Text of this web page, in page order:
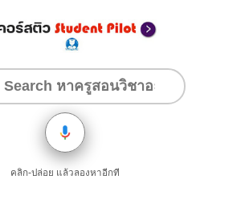
คลิก-ปล่อย แล้วลองหาอีกที